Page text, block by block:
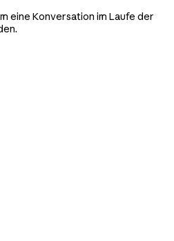
eine Konversation im Laufe der